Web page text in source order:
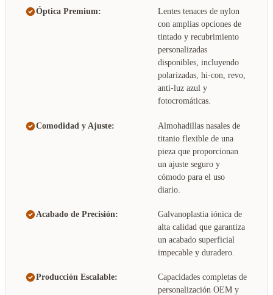
Óptica Premium:
Lentes tenaces de nylon
con amplias opciones de
tintado y recubrimiento
personalizadas
disponibles, incluyendo
polarizadas, hi-con, revo,
anti-luz azul y
fotocromáticas.
Comodidad y Ajuste:
Almohadillas nasales de
titanio flexible de una
pieza que proporcionan
un ajuste seguro y
cómodo para el uso
diario.
Acabado de Precisión:
Galvanoplastia iónica de
alta calidad que garantiza
un acabado superficial
impecable y duradero.
Producción Escalable:
Capacidades completas de
personalización OEM y